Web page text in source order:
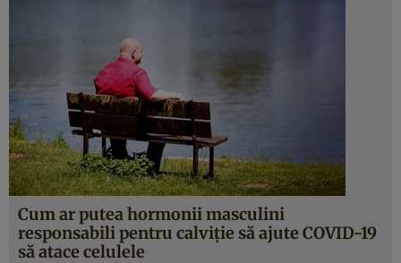
Cum ar putea hormonii masculini
responsabili pentru calviţie să ajute COVID-19
să atace celulele